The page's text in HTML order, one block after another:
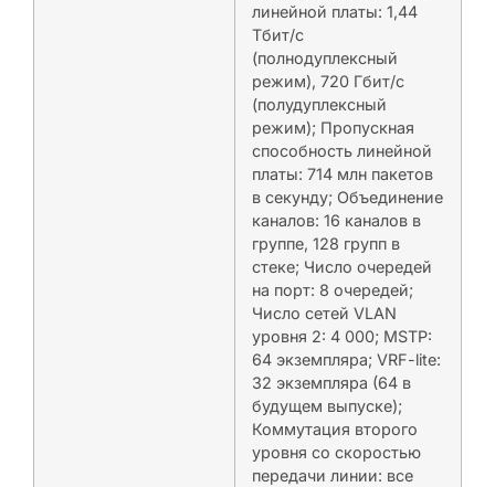
линейной платы: 1,44
Тбит/с
(полнодуплексный
режим), 720 Гбит/с
(полудуплексный
режим); Пропускная
способность линейной
платы: 714 млн пакетов
в секунду; Объединение
каналов: 16 каналов в
группе, 128 групп в
стеке; Число очередей
на порт: 8 очередей;
Число сетей VLAN
уровня 2: 4 000; MSTP:
64 экземпляра; VRF-lite:
32 экземпляра (64 в
будущем выпуске);
Коммутация второго
уровня со скоростью
передачи линии: все